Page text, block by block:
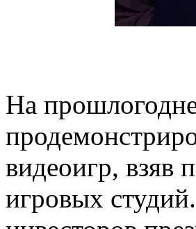
На
видеоигр, взяв
игровых